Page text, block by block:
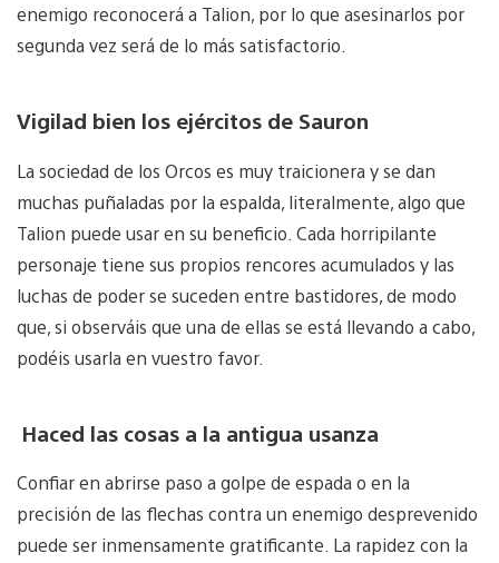
enemigo reconocerá a Talion, por lo que asesinarlos por
segunda vez será de lo más satisfactorio.
Vigilad bien los ejércitos de Sauron
La sociedad de los Orcos es muy traicionera y se dan
muchas puñaladas por la espalda, literalmente, algo que
Talion puede usar en su beneficio. Cada horripilante
personaje tiene sus propios rencores acumulados y las
luchas de poder se suceden entre bastidores, de modo
que, si observáis que una de ellas se está llevando a cabo,
podéis usarla en vuestro favor.
Haced las cosas a la antigua usanza
Confiar en abrirse paso a golpe de espada o en la
precisión de las flechas contra un enemigo desprevenido
puede ser inmensamente gratificante. La rapidez con la